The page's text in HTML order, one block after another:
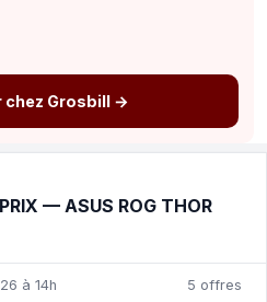
chez Grosbill →
— ASUS ROG THOR
à 14h 5 offres